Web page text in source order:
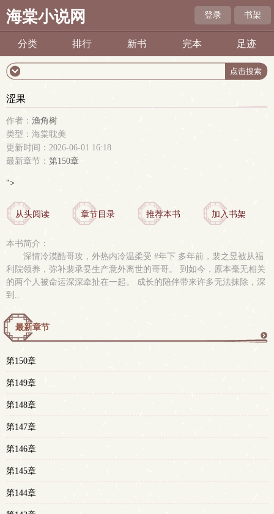
海棠小说网 登录 书架
分类 排行 新书 完本 足迹
涩果
作者： 渔角树
类型：海棠耽美
更新时间：2026-06-01 16:18
最新章节： 第150章
">
从头阅读 章节目录 推荐本书 加入书架
本书简介：
深情冷漠酷哥攻，外热内冷温柔受 #年下 多年前，裴之昱被从福
利院领养，弥补裴承妟生产意外离世的哥哥。 到如今，原本毫无相关
的两个人被命运深深牵扯在一起。 成长的陪伴带来许多无法抹除，深
到..
最新章节
第150章
第149章
第148章
第147章
第146章
第145章
第144章